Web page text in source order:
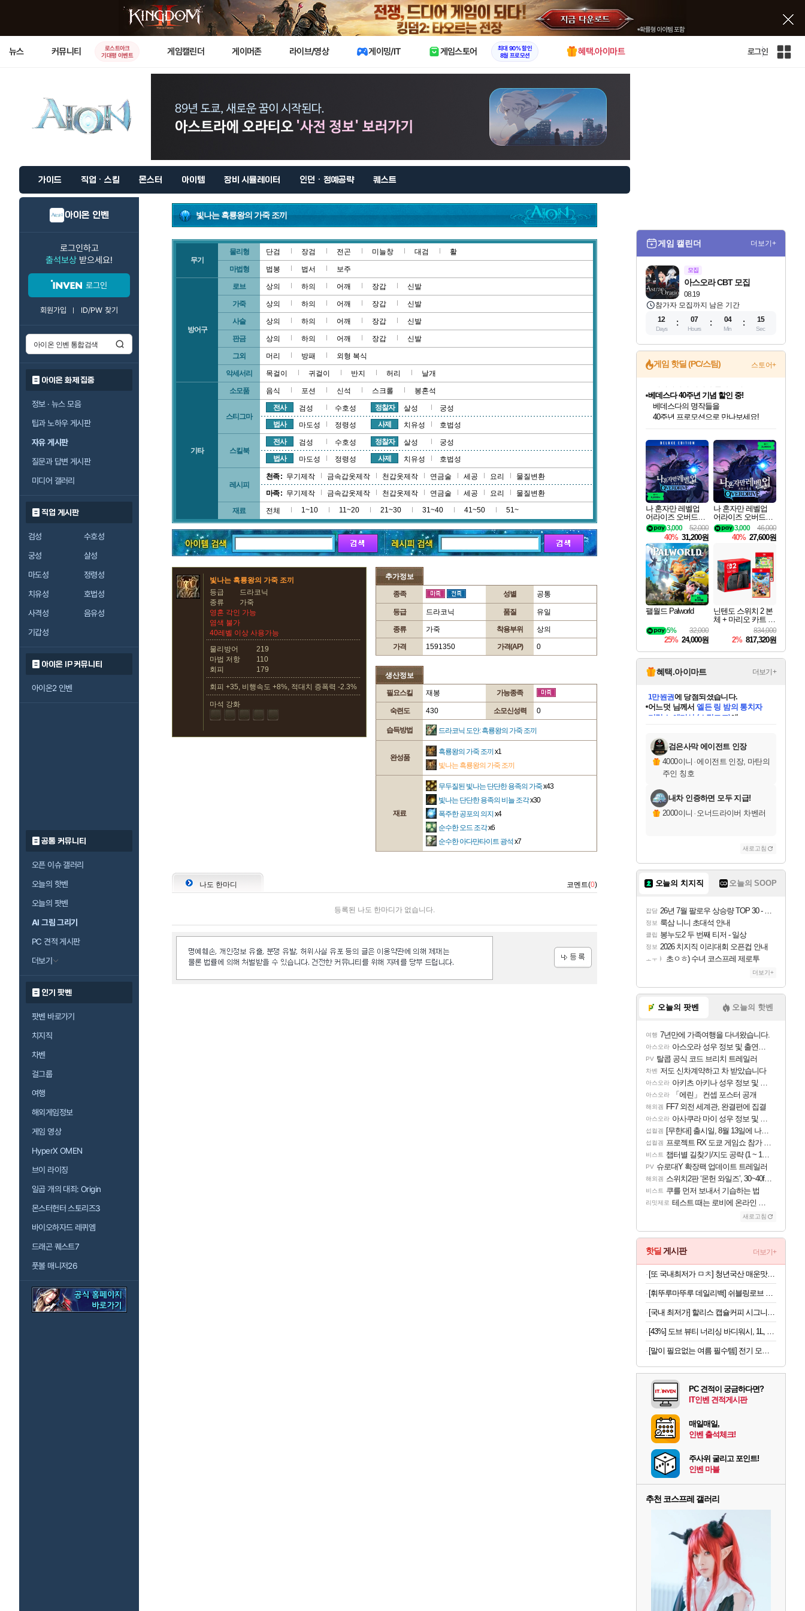
X
뉴스 커뮤니티
로스트아크
기대평 이벤트
게임캘린더 게이머존 라이브/영상 게이밍/IT 게임스토어
최대 90% 할인
8월 프로모션
혜택.아이마트 로그인
인
가이드 직업 · 스킬 몬스터 아이템 장비 시뮬레이터 인던 · 정예공략 퀘스트
아이온 인벤
로그인하고
출석보상 받으세요!
로그인
회원가입 ID/PW 찾기
아이온 화제 집중
정보 · 뉴스 모음
팁과 노하우 게시판
자유 게시판
질문과 답변 게시판
미디어 갤러리
직업 게시판
검성
수호성
궁성
살성
마도성
정령성
치유성
호법성
사격성
음유성
기갑성
아이온 IP 커뮤니티
아이온2 인벤
공통 커뮤니티
오픈 이슈 갤러리
오늘의 핫벤
오늘의 팟벤
AI 그림 그리기
PC 견적 게시판
더보기
인기 팟벤
팟벤 바로가기
치지직
차벤
걸그룹
여행
해외게임정보
게임 영상
HyperX OMEN
브이 라이징
일곱 개의 대죄: Origin
몬스터헌터 스토리즈3
바이오하자드 레퀴엠
드래곤 퀘스트7
풋볼 매니저26
빛나는 흑룡왕의 가죽 조끼
무기
물리형 단검 장검 전곤 미늘창 대검 활
마법형 법봉 법서 보주
방어구
로브 상의 하의 어깨 장갑 신발
가죽 상의 하의 어깨 장갑 신발
사슬 상의 하의 어깨 장갑 신발
판금 상의 하의 어깨 장갑 신발
그외 머리 방패 외형 복식
악세서리 목걸이 귀걸이 반지 허리 날개
기타
소모품 음식 포션 신석 스크롤 봉혼석
스티그마
전사 검성 수호성 정찰자 살성
궁성
법사
마도성 정령성 사제 치유성 호법성
스킬북
전사 검성 수호성 정찰자 살성
궁성
법사
마도성 정령성 사제 치유성 호법성
레시피
천족 : 무기제작 금속갑옷제작 천갑옷제작 연금술 세공 요리
물질변환
마족 : 무기제작 금속갑옷제작 천갑옷제작 연금술 세공 요리 물질변환
재료 전체 1~10 11~20 21~30 31~40 41~50 51~
빛나는 흑룡왕의 가죽 조끼
등급
드라코닉
종류
가죽
영혼 각인 가능
염색 불가
40레벨 이상 사용가능
물리방어
219
마법 저항
110
회피
179
회피 +35, 비행속도 +8%, 적대치 증폭력 -2.3%
마석 강화
추가정보
종족 성별 공통
등급 드라코닉 품질 유일
종류 가죽 착용부위 상의
가격 1591350 가격(AP) 0
생산정보
필요스킬 재봉 가능종족
숙련도 430 소모신성력 0
습득방법 드라코닉 도안: 흑룡왕의 가죽 조끼
완성품
흑룡왕의 가죽 조끼 x1
빛나는 흑룡왕의 가죽 조끼
재료
무두질된 빛나는 단단한 용족의 가죽x43
빛나는 단단한 용족의 비늘 조각x30
폭주한 공포의 의지 x4
순수한 오드 조각x6
순수한 아다만타이트 광석 x7
나도 한마디 코멘트(0)
등록된 나도 한마디가 없습니다.
게임 캘린더 더보기+
모집
08.19
아스오라 CBT 모집
참가자 모집까지 남은 기간
12
Days
07
Hours
04
Min
14
Sec
게임 핫딜 (PC/스팀) 스토어+
최대 90% 할인가를 만나보세요!
네이버혜택과 함께 만나보세요!
50%할인&추가 적립까지!
이니&베니 혜택까지!
네이버 혜택가와 함께 예약하세요!
할인&네이버혜택으로 만나보세요!
네이버페이 혜택과 만나보세요!
베데스다 40주년 기념 할인 중!
베데스다의 명작들을
40주년 프로모션으로 만나보세요!
네이버 포인트 혜택까지!
할인가에 만나보세요!
일부 에디션 상시 할인!
혜택으로 예약 판매 중
편안하게 충전하세요
나 혼자만 레벨업
어라이즈 오버드라
이브 디럭스 에디션
Solo Leveling Arise
Overdrive Deluxe Edi
tion
52,000
3,000
40% 31,200원
나 혼자만 레벨업
어라이즈 오버드라
이브 Solo Leveling A
rise
46,000
3,000
40% 27,600원
팰월드 Palworld
32,000
5%
25% 24,000원
닌텐도 스위치 2 본
체 + 마리오 카트 월
드 + 포켓몬 포코피
아 번들
834,000
2% 817,320원
혜택.아이마트 더보기+
당첨되셨습니다.
당첨되셨습니다.
어느덧님께서엘든 링 밤의 통치자
디럭스 에디션 (스팀코드)에
당첨되셨습니다.
에디션 (스팀코드)를 교환.
당첨되셨습니다.
당첨되셨습니다.
당첨되셨습니다.
당첨되셨습니다.
검은사막 에이전트 인장
4000이니 ·에이전트 인장, 마탄의
주인 칭호
내차 인증하면 모두 지급!
2000이니 · 오너드라이버 차벤러
새로고침
오늘의 치지직 오늘의 SOOP
잡담 26년 7월 팔로우 상승량 TOP 30 - 월간 치지직
정보 룩삼 니니 초대석 안내
클립 봉누도2 두 번째 티저 - 일상
정보 2026 치지직 이리대회 오픈컵 안내
ㅗㅜㅑ 초ㅇㅎ) 수녀 코스프레 제로투
더보기+
오늘의 팟벤 오늘의 핫벤
여행 7년만에 가족여행을 다녀왔습니다.
아스오라 아스오라 성우 정보 및 출연작 모음
PV 탈콥 공식 코드 브리치 트레일러
차벤 저도 신차계약하고 차 받았습니다
아스오라 아키츠 아키나 성우 정보 및 주요 필모
아스오라 「에린」 컨셉 포스터 공개
해외겜 FF7 외전 세계관, 완결편에 집결
아스오라 아사쿠라 마이 성우 정보 및 주요 필모
섭컬겜 [무한대] 출시일, 8월 13일에 나오나
섭컬겜 프로젝트 RX 도쿄 게임쇼 참가 결정
비스트 챕터별 길찾기/지도 공략 (1 ~ 12장)
PV 슈로대Y 확장팩 업데이트 트레일러
해외겜 스위치2판 ‘몬헌 와일즈’, 30~40fps 목표 추정
비스트 쿠를 먼저 보내서 기습하는 법
리밋제로 테스트 때는 로비에 온라인 기능이 있는데
새로고침
핫딜 게시판 더보기+
[또 국내최저가 ㅁㅊ] 청년국산 매운맛 굵은 고춧가루 1kg
[말이 필요없는 여름 필수템] 전기 모기채 x 2개
PC 견적이 궁금하다면?
IT인벤 견적게시판
매일매일,
인벤 출석체크!
주사위 굴리고 포인트!
인벤 마블
추천 코스프레 갤러리